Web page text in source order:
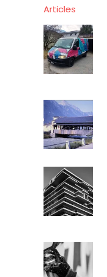
Articles